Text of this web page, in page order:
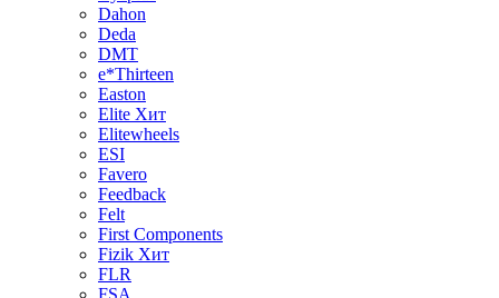
Dahon
Deda
DMT
e*Thirteen
Easton
Elite Хит
Elitewheels
ESI
Favero
Feedback
Felt
First Components
Fizik Хит
FLR
FSA